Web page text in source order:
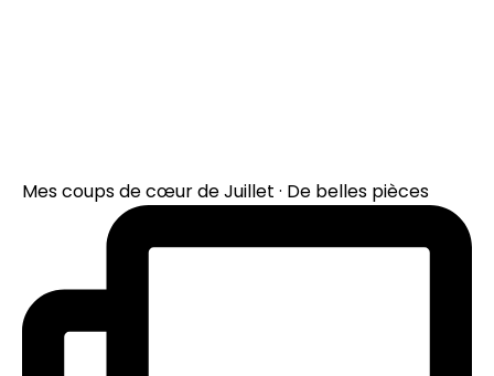
Mes coups de cœur de Juillet · De belles pièces